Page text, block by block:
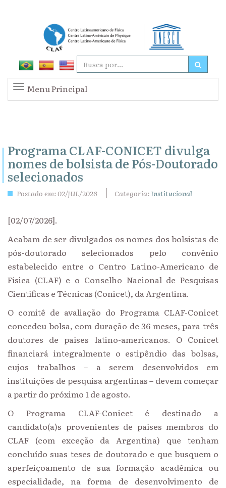
Menu Principal
Programa CLAF-CONICET divulga
nomes de bolsista de Pós-Doutorado
selecionados
Postado em: 02/JUL/2026 Categoria: Institucional
[02/07/2026].
Acabam de ser divulgados os nomes dos bolsistas de
pós-doutorado selecionados pelo convênio
estabelecido entre o Centro Latino-Americano de
Física (CLAF) e o Conselho Nacional de Pesquisas
Científicas e Técnicas (Conicet), da Argentina.
O comitê de avaliação do Programa CLAF-Conicet
concedeu bolsa, com duração de 36 meses, para três
doutores de países latino-americanos. O Conicet
financiará integralmente o estipêndio das bolsas,
cujos trabalhos – a serem desenvolvidos em
instituições de pesquisa argentinas – devem começar
a partir do próximo 1 de agosto.
O Programa CLAF-Conicet é destinado a
candidato(a)s provenientes de países membros do
CLAF (com exceção da Argentina) que tenham
concluído suas teses de doutorado e que busquem o
aperfeiçoamento de sua formação acadêmica ou
especialidade, na forma de desenvolvimento de